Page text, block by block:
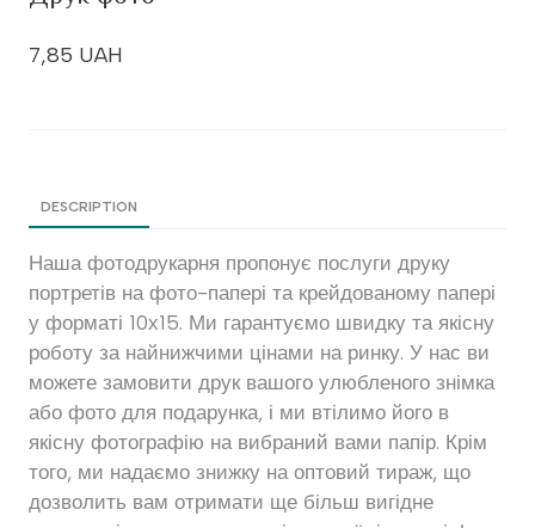
7,85 UAH
DESCRIPTION
Наша фотодрукарня пропонує послуги друку
портретів на фото-папері та крейдованому папері
у форматі 10х15. Ми гарантуємо швидку та якісну
роботу за найнижчими цінами на ринку. У нас ви
можете замовити друк вашого улюбленого знімка
або фото для подарунка, і ми втілимо його в
якісну фотографію на вибраний вами папір. Крім
того, ми надаємо знижку на оптовий тираж, що
дозволить вам отримати ще більш вигідне